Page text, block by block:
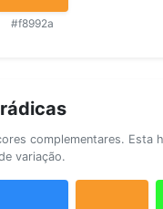
#f8992a
complementares. Esta
variação.